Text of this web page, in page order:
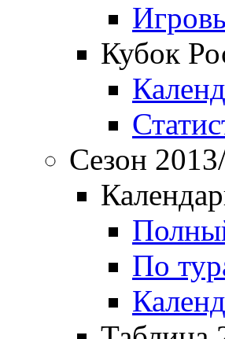
Кубок
Сезон
По